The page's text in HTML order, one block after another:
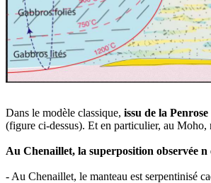
Dans le modèle classique, issu de la
(figure ci-dessus). Et en particulier, au
Au Chenaillet, la superposition observée n
- Au Chenaillet, le manteau est serpentinisé